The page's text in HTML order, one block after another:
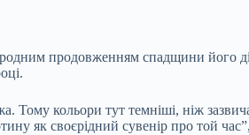
продовженням спадщини його
Тому кольори тут темніші, ніж
як своєрідний сувенір про той